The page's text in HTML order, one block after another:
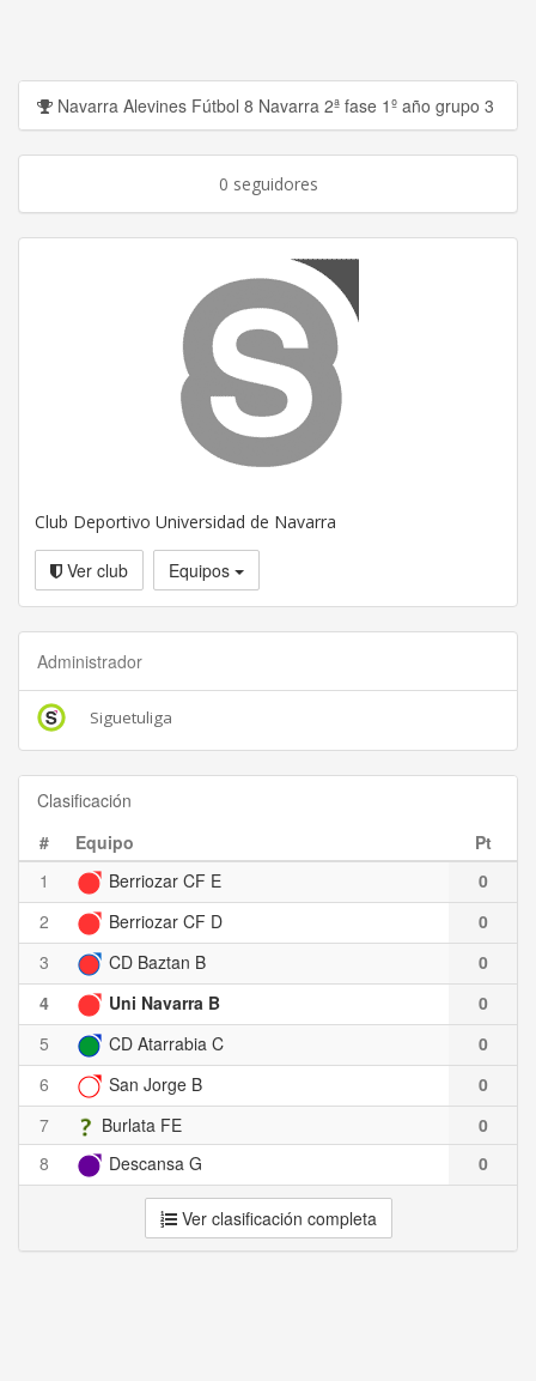
Navarra Alevines Fútbol 8 Navarra 2ª fase 1º año grupo 3
0 seguidores
Club Deportivo Universidad de Navarra
Ver club Equipos
Administrador
Siguetuliga
Clasificación
#
Equipo
Pt
1
Berriozar CF E
0
2
Berriozar CF D
0
3
CD Baztan B
0
4
Uni Navarra B
0
5
CD Atarrabia C
0
6
San Jorge B
0
7
Burlata FE
0
8
Descansa G 0
Ver clasificación completa